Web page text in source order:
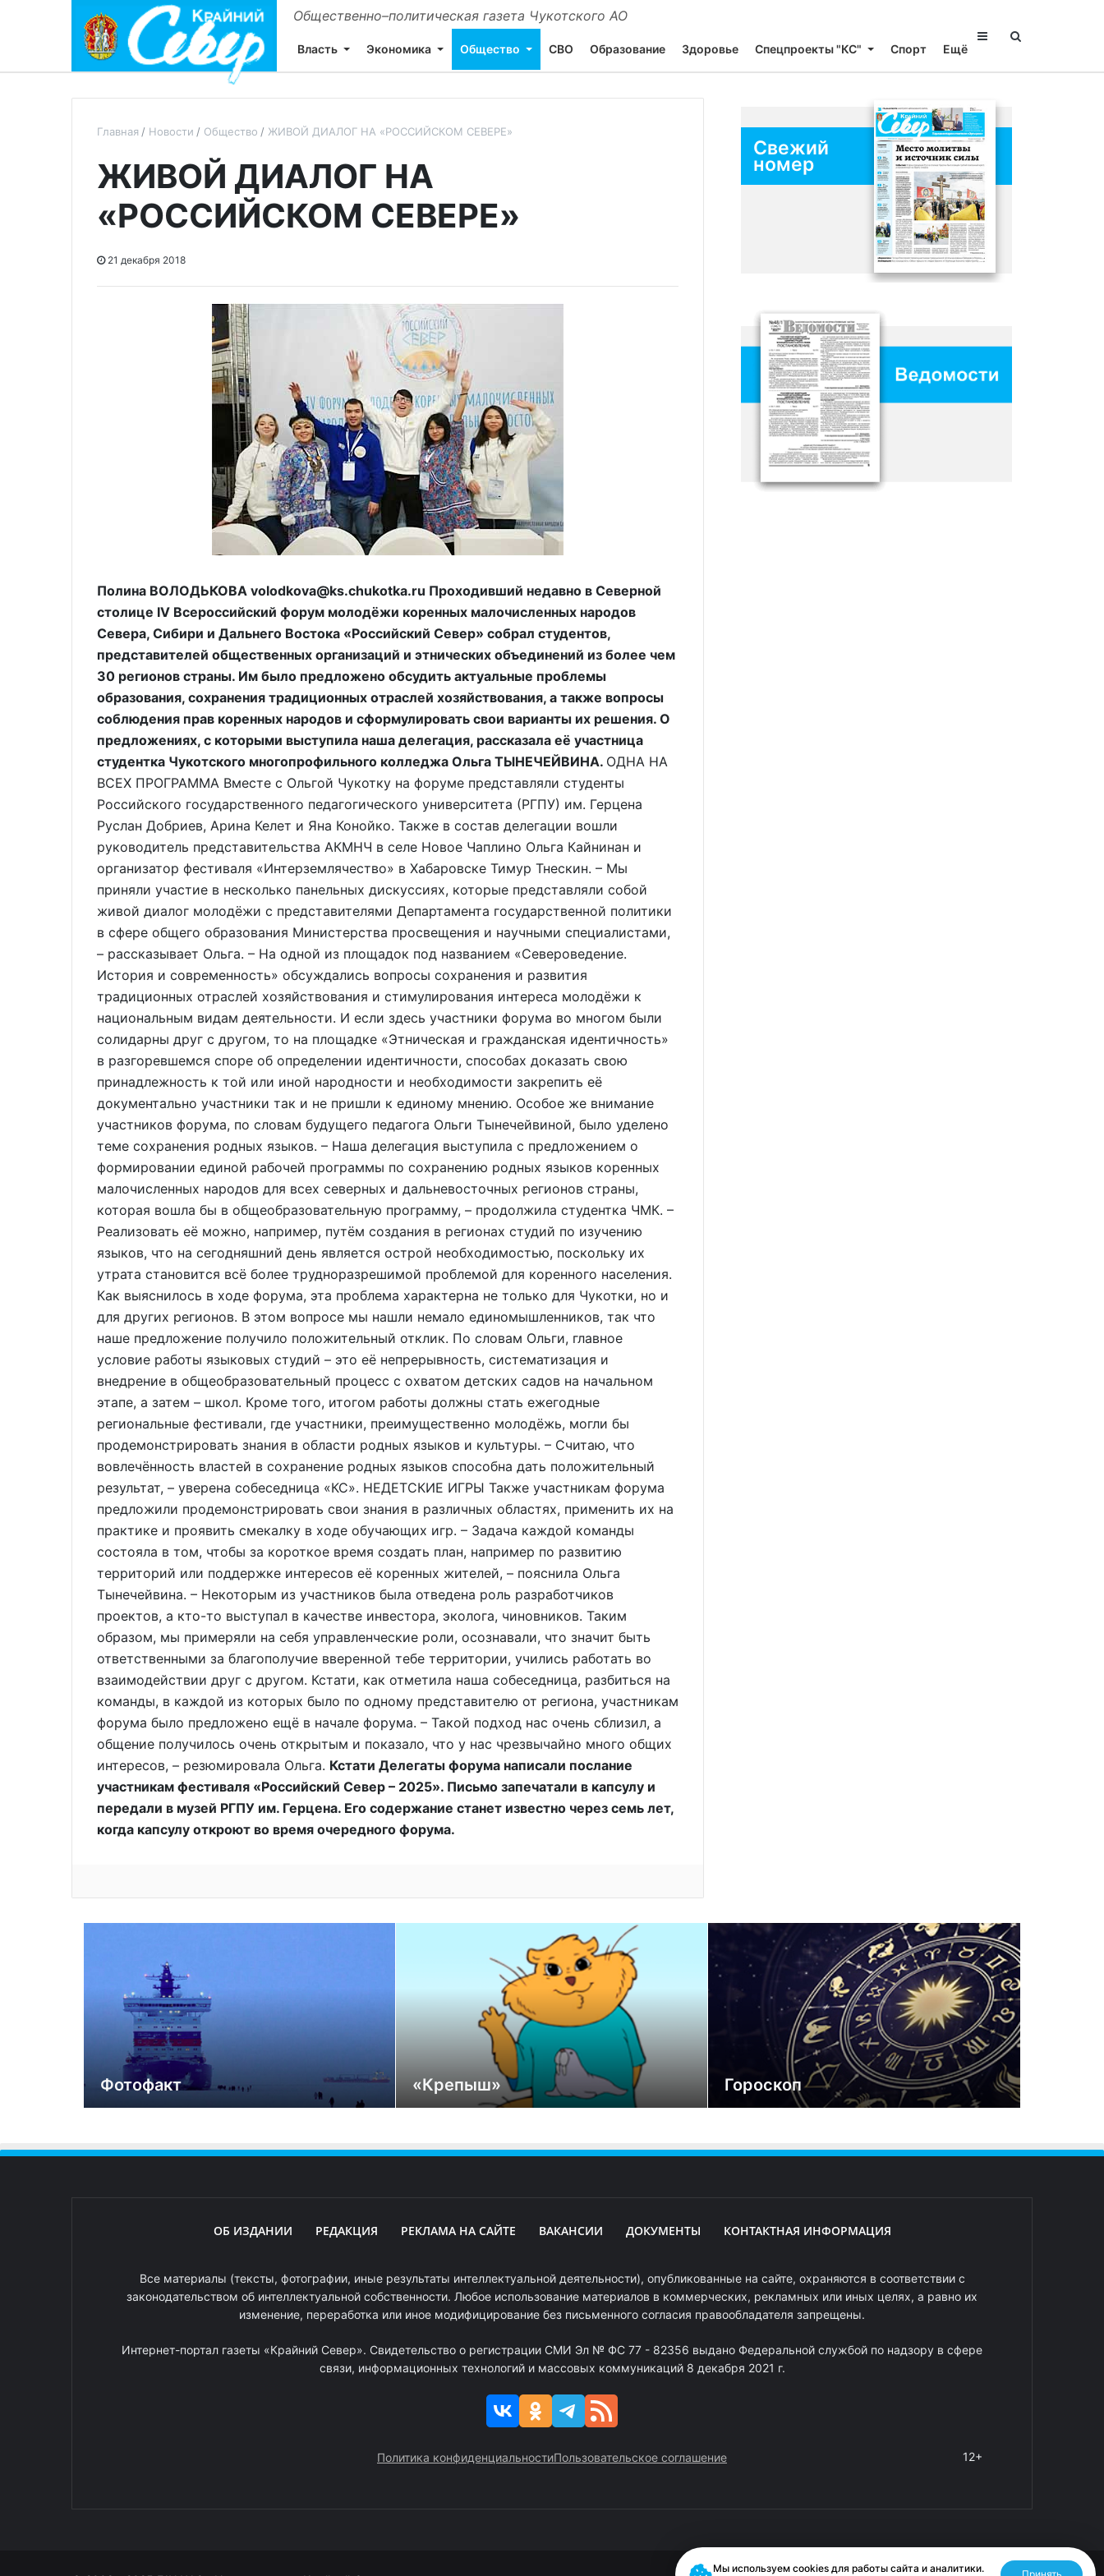
Общественно–политическая газета Чукотского АО
Власть Экономика Общество СВО Образование Здоровье Спецпроекты "КС" Спорт Ещё
Главная Новости Общество ЖИВОЙ ДИАЛОГ НА «РОССИЙСКОМ СЕВЕРЕ»
ЖИВОЙ ДИАЛОГ НА
«РОССИЙСКОМ СЕВЕРЕ»
21 декабря 2018
Полина ВОЛОДЬКОВА volodkova@ks.chukotka.ru Проходивший недавно в Северной
столице IV Всероссийский форум молодёжи коренных малочисленных народов
Севера, Сибири и Дальнего Востока «Российский Север» собрал студентов,
представителей общественных организаций и этнических объединений из более чем
30 регионов страны. Им было предложено обсудить актуальные проблемы
образования, сохранения традиционных отраслей хозяйствования, а также вопросы
соблюдения прав коренных народов и сформулировать свои варианты их решения. О
предложениях, с которыми выступила наша делегация, рассказала её участница
студентка Чукотского многопрофильного колледжа Ольга ТЫНЕЧЕЙВИНА. ОДНА НА
ВСЕХ ПРОГРАММА Вместе с Ольгой Чукотку на форуме представляли студенты
Российского государственного педагогического университета (РГПУ) им. Герцена
Руслан Добриев, Арина Келет и Яна Конойко. Также в состав делегации вошли
руководитель представительства АКМНЧ в селе Новое Чаплино Ольга Кайнинан и
организатор фестиваля «Интерземлячество» в Хабаровске Тимур Тнескин. – Мы
приняли участие в несколько панельных дискуссиях, которые представляли собой
живой диалог молодёжи с представителями Департамента государственной политики
в сфере общего образования Министерства просвещения и научными специалистами,
– рассказывает Ольга. – На одной из площадок под названием «Североведение.
История и современность» обсуждались вопросы сохранения и развития
традиционных отраслей хозяйствования и стимулирования интереса молодёжи к
национальным видам деятельности. И если здесь участники форума во многом были
солидарны друг с другом, то на площадке «Этническая и гражданская идентичность»
в разгоревшемся споре об определении идентичности, способах доказать свою
принадлежность к той или иной народности и необходимости закрепить её
документально участники так и не пришли к единому мнению. Особое же внимание
участников форума, по словам будущего педагога Ольги Тынечейвиной, было уделено
теме сохранения родных языков. – Наша делегация выступила с предложением о
формировании единой рабочей программы по сохранению родных языков коренных
малочисленных народов для всех северных и дальневосточных регионов страны,
которая вошла бы в общеобразовательную программу, – продолжила студентка ЧМК. –
Реализовать её можно, например, путём создания в регионах студий по изучению
языков, что на сегодняшний день является острой необходимостью, поскольку их
утрата становится всё более трудноразрешимой проблемой для коренного населения.
Как выяснилось в ходе форума, эта проблема характерна не только для Чукотки, но и
для других регионов. В этом вопросе мы нашли немало единомышленников, так что
наше предложение получило положительный отклик. По словам Ольги, главное
условие работы языковых студий – это её непрерывность, систематизация и
внедрение в общеобразовательный процесс с охватом детских садов на начальном
этапе, а затем – школ. Кроме того, итогом работы должны стать ежегодные
региональные фестивали, где участники, преимущественно молодёжь, могли бы
продемонстрировать знания в области родных языков и культуры. – Считаю, что
вовлечённость властей в сохранение родных языков способна дать положительный
результат, – уверена собеседница «КС». НЕДЕТСКИЕ ИГРЫ Также участникам форума
предложили продемонстрировать свои знания в различных областях, применить их на
практике и проявить смекалку в ходе обучающих игр. – Задача каждой команды
состояла в том, чтобы за короткое время создать план, например по развитию
территорий или поддержке интересов её коренных жителей, – пояснила Ольга
Тынечейвина. – Некоторым из участников была отведена роль разработчиков
проектов, а кто-то выступал в качестве инвестора, эколога, чиновников. Таким
образом, мы примеряли на себя управленческие роли, осознавали, что значит быть
ответственными за благополучие вверенной тебе территории, учились работать во
взаимодействии друг с другом. Кстати, как отметила наша собеседница, разбиться на
команды, в каждой из которых было по одному представителю от региона, участникам
форума было предложено ещё в начале форума. – Такой подход нас очень сблизил, а
общение получилось очень открытым и показало, что у нас чрезвычайно много общих
интересов, – резюмировала Ольга. Кстати Делегаты форума написали послание
участникам фестиваля «Российский Север – 2025». Письмо запечатали в капсулу и
передали в музей РГПУ им. Герцена. Его содержание станет известно через семь лет,
когда капсулу откроют во время очередного форума.
Свежий
номер
Фотофакт «Крепыш» Гороскоп
ОБ ИЗДАНИИ РЕДАКЦИЯ РЕКЛАМА НА САЙТЕ ВАКАНСИИ ДОКУМЕНТЫ КОНТАКТНАЯ ИНФОРМАЦИЯ
Все материалы (тексты, фотографии, иные результаты интеллектуальной деятельности), опубликованные на сайте, охраняются в соответствии с
законодательством об интеллектуальной собственности. Любое использование материалов в коммерческих, рекламных или иных целях, а равно их
изменение, переработка или иное модифицирование без письменного согласия правообладателя запрещены.
Интернет-портал газеты «Крайний Север». Свидетельство о регистрации СМИ Эл № ФС 77 - 82356 выдано Федеральной службой по надзору в сфере
связи, информационных технологий и массовых коммуникаций 8 декабря 2021 г.
Политика конфиденциальностиПользовательское соглашение 12+
Мы используем cookies для работы сайта и аналитики.